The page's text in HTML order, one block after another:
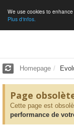
We use cookies to
Plus d'infos.
Homepage
Page
Cette page est
performance de